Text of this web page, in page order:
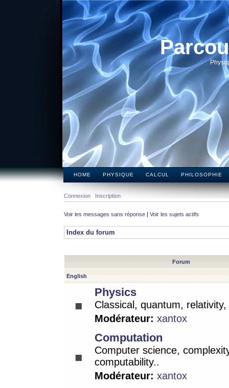
HOME PHYSIQUE CALCUL PHILOSOPHIE
Connexion Inscription
Voir les messages sans réponse | Voir les sujets actifs
Index du forum
Forum
English
Physics
Classical, quantum,
Modérateur: xantox
Computation
Computer science,
computability..
Modérateur: xantox